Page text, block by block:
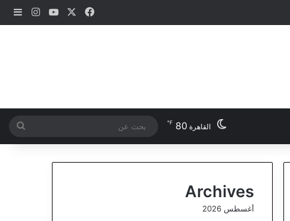
فيسبوك ‫YouTube
القاهرة 80
℉
عن
Archives
أغسطس 2026